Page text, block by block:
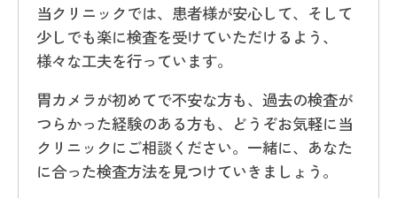
当クリニックでは、患者様が安心して、そして
少しでも楽に検査を受けていただけるよう、
様々な工夫を行っています。
胃カメラが初めてで不安な方も、過去の検査が
つらかった経験のある方も、どうぞお気軽に当
クリニックにご相談ください。一緒に、あなた
に合った検査方法を見つけていきましょう。